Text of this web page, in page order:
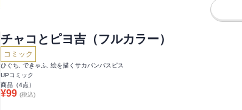
チャコとピヨ吉（フルカラー）
コミック
ひぐち, できゃふ, 絵を描くサカバンバスピス
UPコミック
商品（4点）
¥99 (税込)